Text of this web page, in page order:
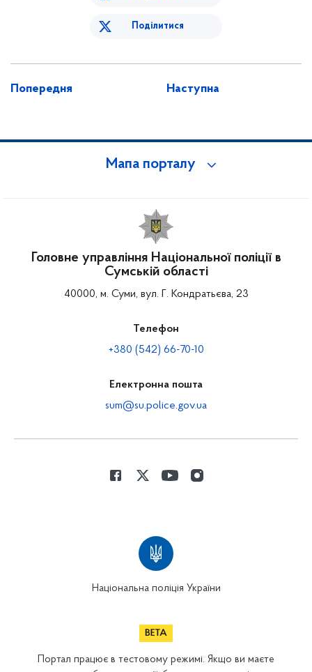
Поділитися
Попередня Наступна
Мапа порталу
Головне управління Національної поліції в
Сумській області
40000, м. Суми, вул. Г. Кондратьєва, 23
Телефон
+380 (542) 66-70-10
Електронна пошта
sum@su.police.gov.ua
Національна поліція України
Портал працює в тестовому режимі. Якщо ви маєте